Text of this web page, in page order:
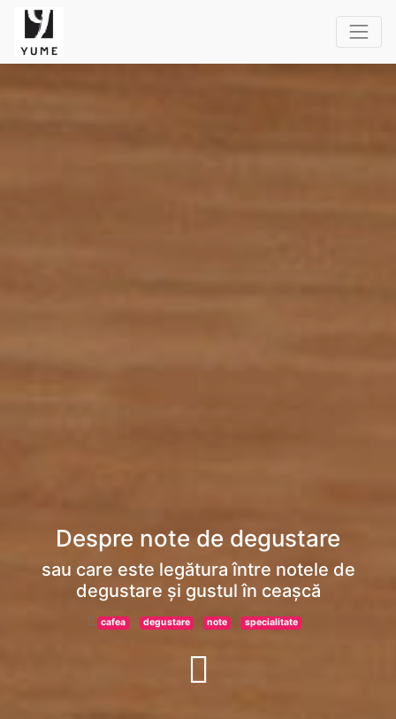
Despre note de degustare
sau care este legătura între notele de
degustare și gustul în ceașcă
cafea degustare note specialitate